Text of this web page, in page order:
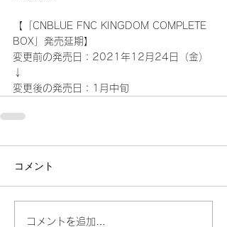
【「CNBLUE FNC KINGDOM COMPLETE
BOX」発売延期】
変更前の発売日：2021年12月24日（金）
↓
変更後の発売日：1月中旬
コメント
コメントを追加…